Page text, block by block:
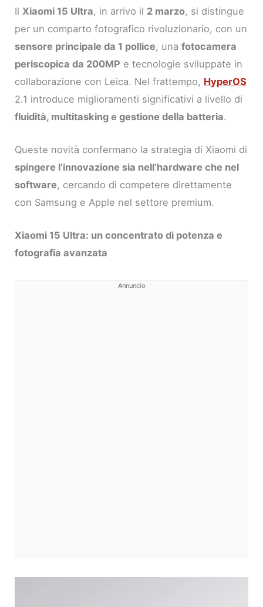
Il Xiaomi 15 Ultra, in arrivo il 2 marzo, si distingue
per un comparto fotografico rivoluzionario, con un
sensore principale da 1 pollice, unafotocamera
periscopica da 200MP e tecnologie sviluppate in
collaborazione con Leica. Nel frattempo, HyperOS
2.1 introduce miglioramenti significativi a livello di
fluidità, multitasking e gestione della batteria.
Queste novità confermano la strategia di Xiaomi di
spingere l’innovazione sia nell’hardware che nel
software, cercando di competere direttamente
con Samsung e Apple nel settore premium.
Xiaomi 15 Ultra: un concentrato di potenza e
fotografia avanzata
Annuncio